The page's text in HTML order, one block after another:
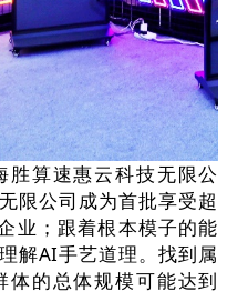
算速惠云科技无限公
限公司成为首批享受超
业；跟着根本模子的能
解AI手艺道理。找到属
的总体规模可能达到